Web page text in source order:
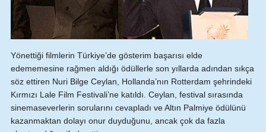
Yönettiği filmlerin Türkiye’de gösterim başarısı elde
edememesine rağmen aldığı ödüllerle son yıllarda adından sıkça
söz ettiren Nuri Bilge Ceylan, Hollanda’nın Rotterdam şehrindeki
Kırmızı Lale Film Festivali’ne katıldı. Ceylan, festival sırasında
sinemaseverlerin sorularını cevapladı ve Altın Palmiye ödülünü
kazanmaktan dolayı onur duyduğunu, ancak çok da fazla